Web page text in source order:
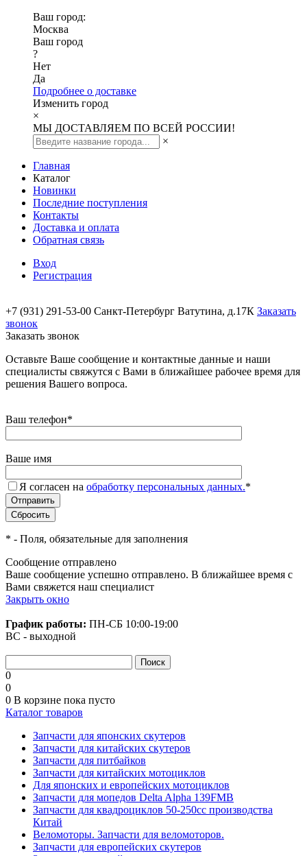
Ваш город:
Москва
Ваш город
?
Нет
Да
Подробнее о доставке
Изменить город
×
МЫ ДОСТАВЛЯЕМ ПО ВСЕЙ РОССИИ!
×
Главная
Каталог
Новинки
Последние поступления
Контакты
Доставка и оплата
Обратная связь
Вход
Регистрация
+7 (931) 291-53-00 Санкт-Петербург Ватутина, д.17К Заказать
звонок
Заказать звонок
Оставьте Ваше сообщение и контактные данные и наши
специалисты свяжутся с Вами в ближайшее рабочее время для
решения Вашего вопроса.
Ваш телефон*
Ваше имя
Я согласен на обработку персональных данных.*
* - Поля, обязательные для заполнения
Сообщение отправлено
Ваше сообщение успешно отправлено. В ближайшее время с
Вами свяжется наш специалист
Закрыть окно
График работы: ПН-СБ 10:00-19:00
ВС - выходной
0
0
0 В корзине пока пусто
Каталог товаров
Запчасти для японских скутеров
Запчасти для китайских скутеров
Запчасти для питбайков
Запчасти для китайских мотоциклов
Для японских и европейских мотоциклов
Запчасти для мопедов Delta Alpha 139FMB
Запчасти для квадроциклов 50-250сс производства
Китай
Веломоторы. Запчасти для веломоторов.
Запчасти для европейских скутеров